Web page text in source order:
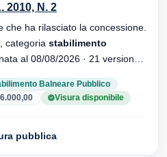
2010, N. 2
ha rilasciato la concessione.
, categoria stabilimento
Balneare Pubblico
Visura disponibile
pubblica